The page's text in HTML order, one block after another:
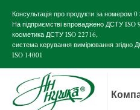
Консультація про продукти за номером 0
На підприємстві впроваджено ДСТУ ISO
косметика ДСТУ ISO 22716,
система керування вимірювання згідно
ISO 14001